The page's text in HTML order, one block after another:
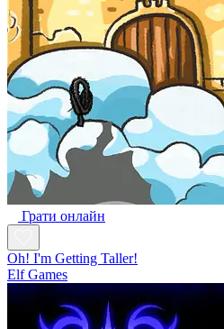
Грати онлайн
Oh! I'm Getting Taller!
Elf Games